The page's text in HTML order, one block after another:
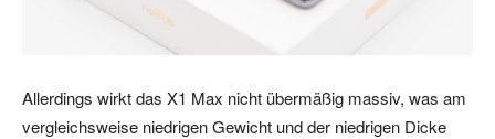
Allerdings wirkt das X1 Max nicht übermäßig massiv, was am
vergleichsweise niedrigen Gewicht und der niedrigen Dicke